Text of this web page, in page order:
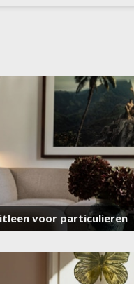
voor particulieren